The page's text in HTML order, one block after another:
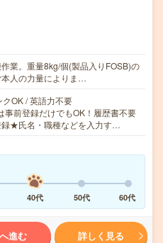
業。重量8kg/個(製品入りFOSB)の
人の力量によりま…
OK / 英語力不要
前登録だけでもOK！履歴書不要
録★氏名・職種などを入力す…
40代 50代 60代
進む 詳しく見る